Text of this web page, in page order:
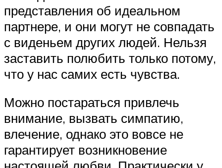
представления об идеальном
партнере, и они могут не совпадать
с виденьем других людей. Нельзя
заставить полюбить только потому,
что у нас самих есть чувства.
Можно постараться привлечь
внимание, вызвать симпатию,
влечение, однако это вовсе не
гарантирует возникновение